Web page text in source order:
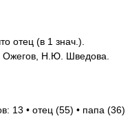
отец (в 1 знач.).
Ожегов, Н.Ю. Шведова.
13 • отец (55) • папа (36)